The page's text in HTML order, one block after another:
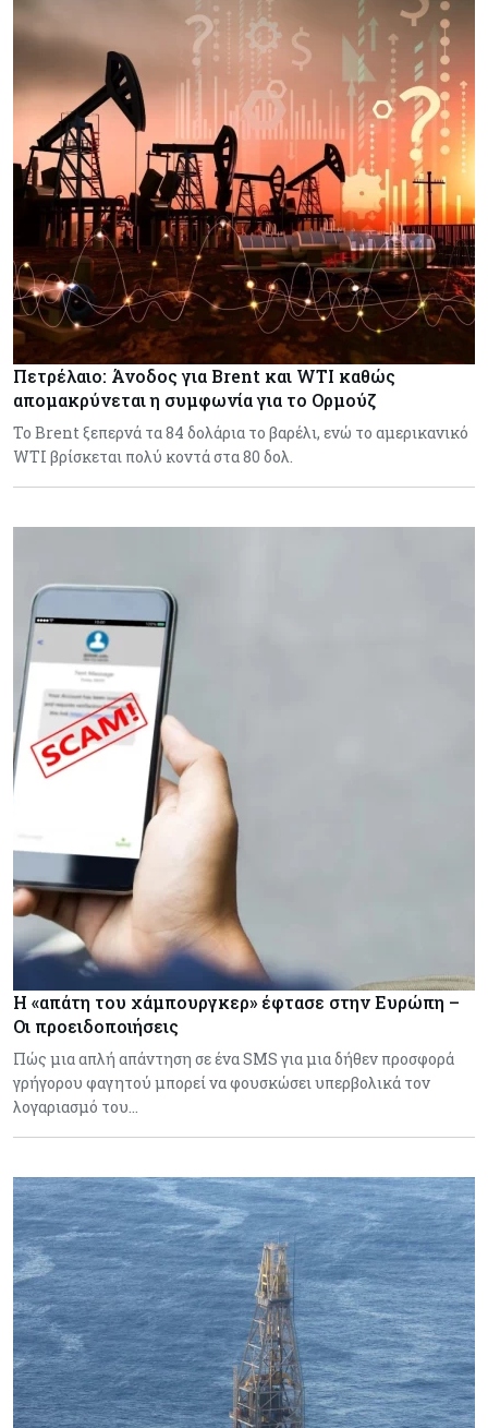
Πετρέλαιο: Άνοδος για Brent και WTI καθώς
απομακρύνεται η συμφωνία για το Ορμούζ
Το Brent ξεπερνά τα 84 δολάρια το βαρέλι, ενώ το αμερικανικό
WTI βρίσκεται πολύ κοντά στα 80 δολ.
Η «απάτη του χάμπουργκερ» έφτασε στην Ευρώπη –
Οι προειδοποιήσεις
Πώς μια απλή απάντηση σε ένα SMS για μια δήθεν προσφορά
γρήγορου φαγητού μπορεί να φουσκώσει υπερβολικά τον
λογαριασμό του…